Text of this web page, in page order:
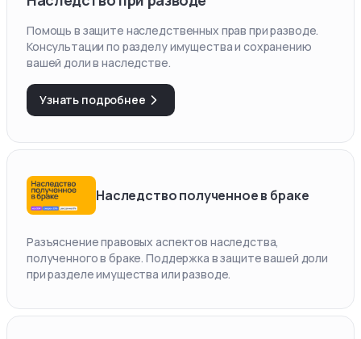
Помощь в защите наследственных прав при разводе.
Консультации по разделу имущества и сохранению
вашей доли в наследстве.
Узнать подробнее
Наследство полученное в браке
Разъяснение правовых аспектов наследства,
полученного в браке. Поддержка в защите вашей доли
при разделе имущества или разводе.